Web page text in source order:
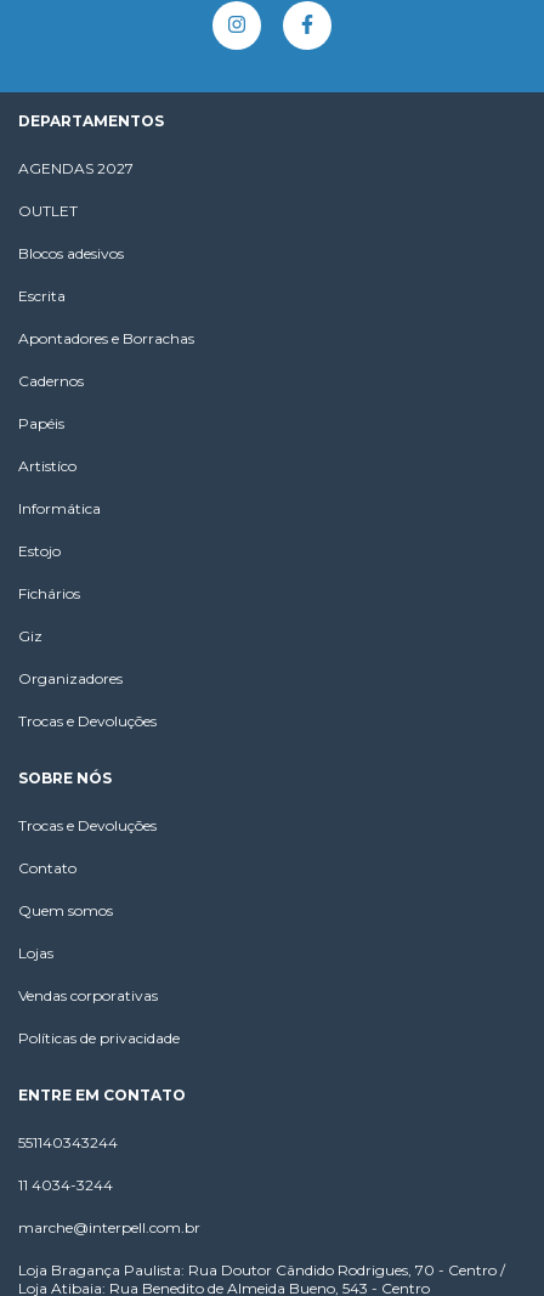
DEPARTAMENTOS
AGENDAS 2027
OUTLET
Blocos adesivos
Escrita
Apontadores e Borrachas
Cadernos
Papéis
Artistíco
Informática
Estojo
Fichários
Giz
Organizadores
Trocas e Devoluções
SOBRE NÓS
Trocas e Devoluções
Contato
Quem somos
Lojas
Vendas corporativas
Políticas de privacidade
ENTRE EM CONTATO
551140343244
11 4034-3244
marche@interpell.com.br
Loja Bragança Paulista: Rua Doutor Cândido Rodrigues, 70 - Centro /
Loja Atibaia: Rua Benedito de Almeida Bueno, 543 - Centro